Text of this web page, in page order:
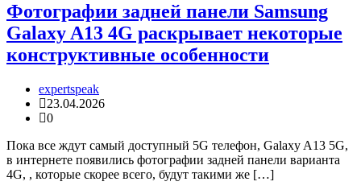
Фотографии задней панели Samsung
Galaxy A13 4G раскрывает некоторые
конструктивные особенности
expertspeak
23.04.2026
0
Пока все ждут самый доступный 5G телефон, Galaxy A13 5G,
в интернете появились фотографии задней панели варианта
4G, , которые скорее всего, будут такими же […]